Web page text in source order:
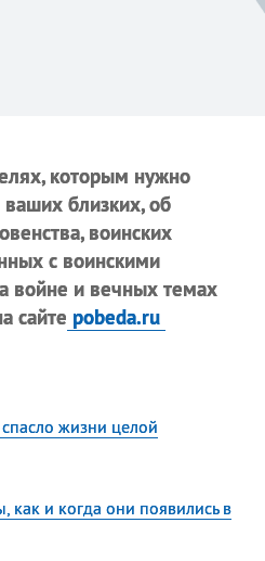
которым нужно
близких, об
воинских
с воинскими
войне и вечных темах
сайте pobeda.ru
жизни целой
как и когда они появились в